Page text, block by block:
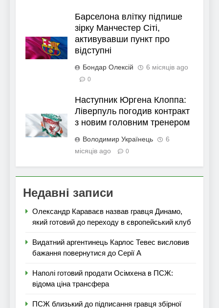
Барселона влітку підпише
зірку Манчестер Сіті,
активувавши пункт про
відступні
Бондар Олексій 6 місяців ago
0
Наступник Юргена Клоппа:
Ліверпуль погодив контракт
з новим головним тренером
Володимир Українець
6
місяців ago
0
Недавні записи
Олександр Караваєв назвав гравця Динамо,
який готовий до переходу в європейський клуб
Видатний аргентинець Карлос Тевес висловив
бажання повернутися до Серії А
Наполі готовий продати Осімхена в ПСЖ:
відома ціна трансфера
ПСЖ близький до підписання гравця збірної